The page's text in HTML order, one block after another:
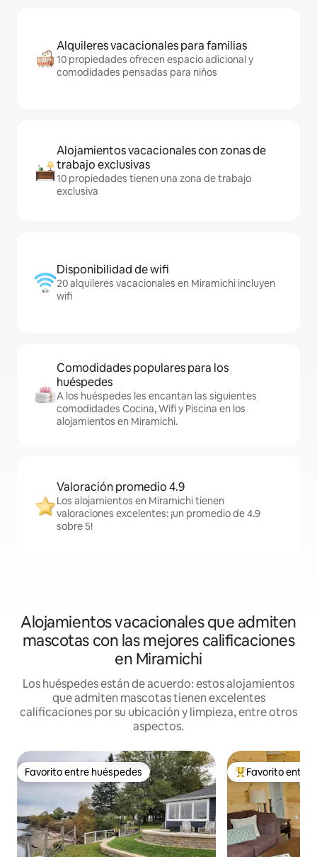
Alquileres vacacionales para familias
10 propiedades ofrecen espacio adicional y
comodidades pensadas para niños
Alojamientos vacacionales con zonas de
trabajo exclusivas
10 propiedades tienen una zona de trabajo
exclusiva
Disponibilidad de wifi
20 alquileres vacacionales en Miramichi incluyen
wifi
Comodidades populares para los
huéspedes
A los huéspedes les encantan las siguientes
comodidades Cocina, Wifi y Piscina en los
alojamientos en Miramichi.
Valoración promedio 4.9
Los alojamientos en Miramichi tienen
valoraciones excelentes: ¡un promedio de 4.9
sobre 5!
Alojamientos vacacionales que admiten
mascotas con las mejores calificaciones
en Miramichi
Los huéspedes están de acuerdo: estos alojamientos
que admiten mascotas tienen excelentes
calificaciones por su ubicación y limpieza, entre otros
aspectos.
Favorito entre huéspedes
Favorito entre huéspedes Favorito entre
Favorito entre